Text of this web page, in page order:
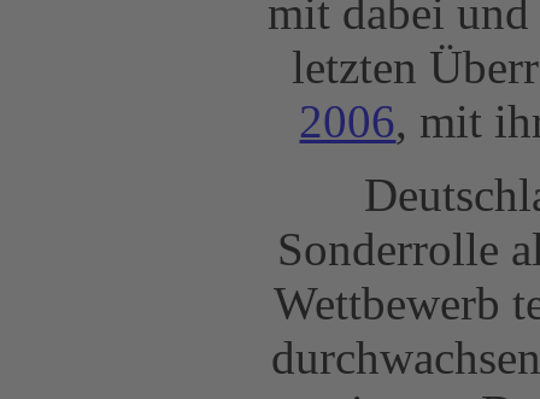
mit dabei
letzten
2006, mit
Sonderrolle
Wettbewerb